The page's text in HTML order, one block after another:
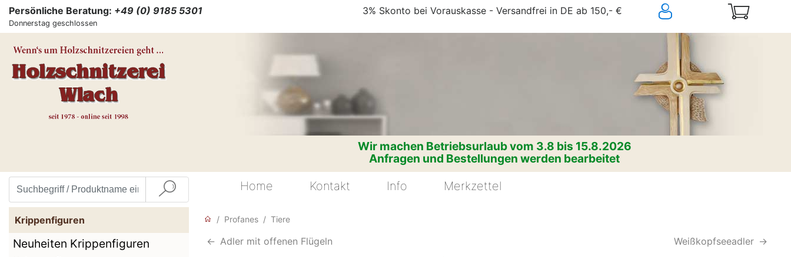
Persönliche Beratung: +49 (0) 9185 5301
Donnerstag geschlossen
3% Skonto bei Vorauskasse - Versandfrei in DE ab 150,- €
Wir machen Betriebsurlaub vom 3.8 bis 15.8.2026
Anfragen und Bestellungen werden bearbeitet
Home
Kontakt Info Merkzettel
Krippenfiguren
Neuheiten Krippenfiguren
Profanes Tiere
<- Adler mit offenen Flügeln Weißkopfseeadler ->